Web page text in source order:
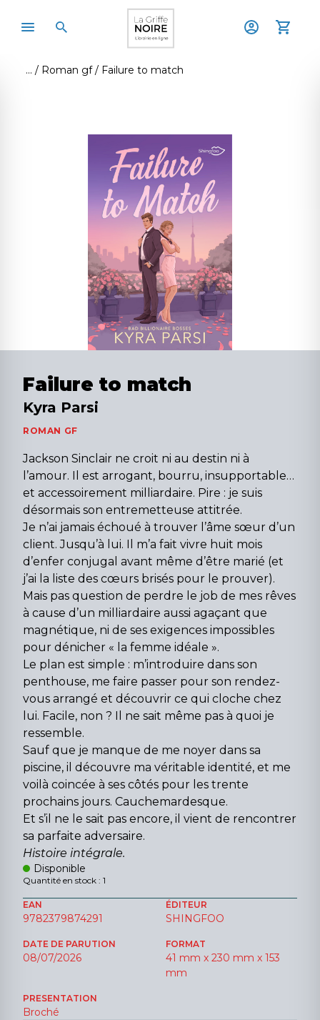
Roman gf Failure to match
Failure to match
Kyra Parsi
ROMAN GF
Jackson Sinclair ne croit ni au destin ni à
l’amour. Il est arrogant, bourru, insupportable…
et accessoirement milliardaire. Pire : je suis
désormais son entremetteuse attitrée.
Je n’ai jamais échoué à trouver l’âme sœur d’un
client. Jusqu’à lui. Il m’a fait vivre huit mois
d’enfer conjugal avant même d’être marié (et
j’ai la liste des cœurs brisés pour le prouver).
Mais pas question de perdre le job de mes rêves
à cause d’un milliardaire aussi agaçant que
magnétique, ni de ses exigences impossibles
pour dénicher « la femme idéale ».
Le plan est simple : m’introduire dans son
penthouse, me faire passer pour son rendez-
vous arrangé et découvrir ce qui cloche chez
lui. Facile, non ? Il ne sait même pas à quoi je
ressemble.
Sauf que je manque de me noyer dans sa
piscine, il découvre ma véritable identité, et me
voilà coincée à ses côtés pour les trente
prochains jours. Cauchemardesque.
Et s’il ne le sait pas encore, il vient de rencontrer
sa parfaite adversaire.
Histoire intégrale.
Disponible
Quantité en stock : 1
EAN
9782379874291
ÉDITEUR
SHINGFOO
DATE DE PARUTION
08/07/2026
FORMAT
41 mm x 230 mm x 153
mm
PRESENTATION
Broché